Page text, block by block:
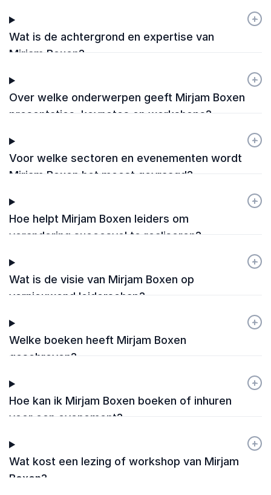
Wat is de achtergrond en expertise van
Mirjam Boxen?
+
-
Over welke onderwerpen geeft Mirjam Boxen
presentaties, keynotes en workshops?
+
-
Voor welke sectoren en evenementen wordt
Mirjam Boxen het meest gevraagd?
+
-
Hoe helpt Mirjam Boxen leiders om
verandering succesvol te realiseren?
+
-
Wat is de visie van Mirjam Boxen op
vernieuwend leiderschap?
+
-
Welke boeken heeft Mirjam Boxen
geschreven?
+
-
Hoe kan ik Mirjam Boxen boeken of inhuren
voor een evenement?
+
-
Wat kost een lezing of workshop van Mirjam
Boxen?
+
-